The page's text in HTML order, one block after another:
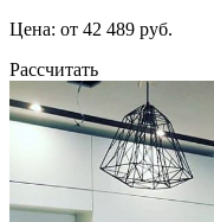
Цена: от 42 489 руб.
Рассчитать